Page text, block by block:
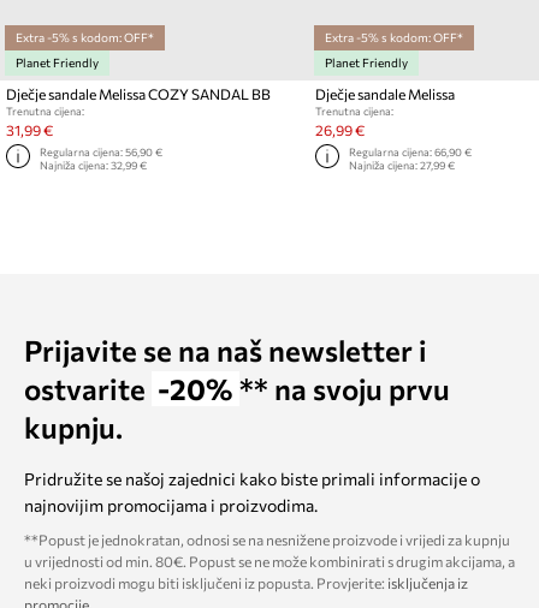
Extra -5% s kodom: OFF*
Planet Friendly
Dječje sandale Melissa COZY SANDAL BB
Trenutna cijena:
31,99 €
Regularna cijena:56,90 €
Najniža cijena:32,99 €
Extra -5% s kodom: OFF*
Planet Friendly
Dječje sandale Melissa
Trenutna cijena:
26,99 €
Regularna cijena:66,90 €
Najniža cijena:27,99 €
Prijavite se na naš newsletter i
ostvarite -20% ** na svoju prvu
kupnju.
Pridružite se našoj zajednici kako biste primali informacije o
najnovijim promocijama i proizvodima.
**Popust je jednokratan, odnosi se na nesnižene proizvode i vrijedi za kupnju
u vrijednosti od min. 80€. Popust se ne može kombinirati s drugim akcijama, a
neki proizvodi mogu biti isključeni iz popusta. Provjerite: isključenja iz
promocije